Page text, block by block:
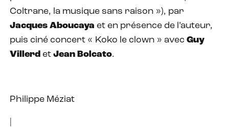
Coltrane, la musique sans raison »), par
Jacques Aboucaya et en présence de l’auteur,
puis ciné concert « Koko le clown » avec Guy
Villerd et Jean Bolcato.
Philippe Méziat